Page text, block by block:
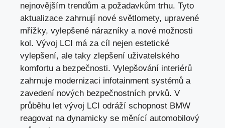
nejnovějším trendům a požadavkům trhu. Tyto
aktualizace zahrnují nové světlomety, upravené
mřížky, vylepšené nárazníky a nové možnosti
kol. Vývoj LCI má za cíl nejen estetické
vylepšení, ale taky zlepšení uživatelského
komfortu a bezpečnosti. Vylepšování interiérů
zahrnuje modernizaci infotainment systémů a
zavedení nových bezpečnostních prvků. V
průběhu let vývoj LCI odráží schopnost BMW
reagovat na dynamicky se měnící automobilový